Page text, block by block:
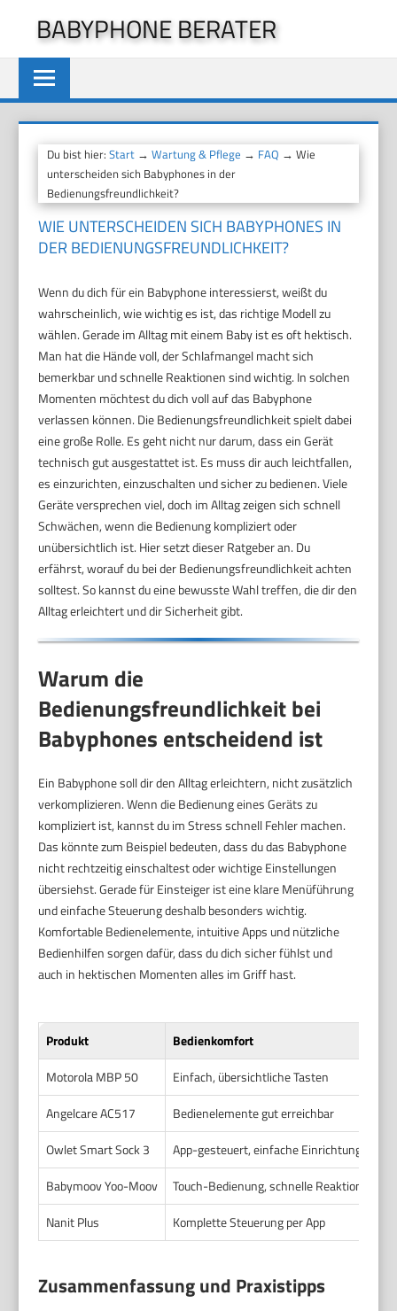
springen
BABYPHONE BERATER
Du bist hier:Start →Wartung & Pflege → FAQ → Wie
unterscheiden sich Babyphones in der
Bedienungsfreundlichkeit?
WIE UNTERSCHEIDEN SICH BABYPHONES IN
DER BEDIENUNGSFREUNDLICHKEIT?
Wenn du dich für ein Babyphone interessierst, weißt du
wahrscheinlich, wie wichtig es ist, das richtige Modell zu
wählen. Gerade im Alltag mit einem Baby ist es oft hektisch.
Man hat die Hände voll, der Schlafmangel macht sich
bemerkbar und schnelle Reaktionen sind wichtig. In solchen
Momenten möchtest du dich voll auf das Babyphone
verlassen können. Die Bedienungsfreundlichkeit spielt dabei
eine große Rolle. Es geht nicht nur darum, dass ein Gerät
technisch gut ausgestattet ist. Es muss dir auch leichtfallen,
es einzurichten, einzuschalten und sicher zu bedienen. Viele
Geräte versprechen viel, doch im Alltag zeigen sich schnell
Schwächen, wenn die Bedienung kompliziert oder
unübersichtlich ist. Hier setzt dieser Ratgeber an. Du
erfährst, worauf du bei der Bedienungsfreundlichkeit achten
solltest. So kannst du eine bewusste Wahl treffen, die dir den
Alltag erleichtert und dir Sicherheit gibt.
Warum die
Bedienungsfreundlichkeit bei
Babyphones entscheidend ist
Ein Babyphone soll dir den Alltag erleichtern, nicht zusätzlich
verkomplizieren. Wenn die Bedienung eines Geräts zu
kompliziert ist, kannst du im Stress schnell Fehler machen.
Das könnte zum Beispiel bedeuten, dass du das Babyphone
nicht rechtzeitig einschaltest oder wichtige Einstellungen
übersiehst. Gerade für Einsteiger ist eine klare Menüführung
und einfache Steuerung deshalb besonders wichtig.
Komfortable Bedienelemente, intuitive Apps und nützliche
Bedienhilfen sorgen dafür, dass du dich sicher fühlst und
auch in hektischen Momenten alles im Griff hast.
Produkt Bedienkomfort
Motorola MBP 50
Einfach, übersichtliche Tasten
Angelcare AC517
Bedienelemente gut erreichbar
Owlet Smart Sock 3
App-gesteuert, einfache Einrichtung
Babymoov Yoo-Moov
Touch-Bedienung, schnelle Reaktion
Nanit Plus
Komplette Steuerung per App
Zusammenfassung und Praxistipps